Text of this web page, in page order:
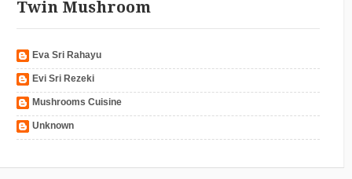
Twin Mushroom
Eva Sri Rahayu
Evi Sri Rezeki
Mushrooms Cuisine
Unknown